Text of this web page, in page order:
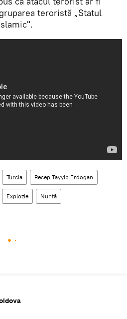
teroristă „Statul
Turcia Recep Tayyip Erdogan
Explozie Nuntă